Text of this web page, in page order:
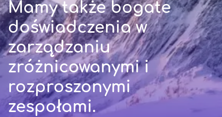
Mamy także bogate
doświadczenia w
zarządzaniu
zróżnicowanymi i
rozproszonymi
zespołami.